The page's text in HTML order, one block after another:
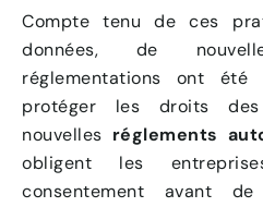
Compte tenu de ces
données, de
réglementations ont
protéger les droits des
nouvelles réglements
obligent les
consentement avant